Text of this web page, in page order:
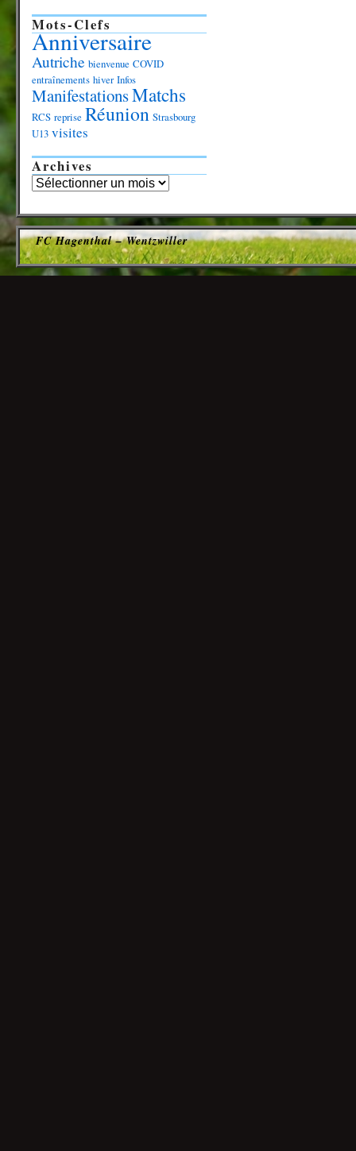
Mots-Clefs
Anniversaire
Autriche bienvenue COVID
entraînements hiver Infos
ManifestationsMatchs
RCS reprise Réunion Strasbourg
U13 visites
Archives
FC Hagenthal – Wentzwiller